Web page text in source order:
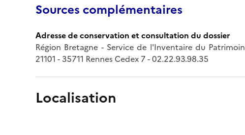
Sources complémentaires
Adresse de conservation et consultation du dossier
Région Bretagne - Service de l'Inventaire du
21101 - 35711 Rennes Cedex 7 - 02.22.93.98.35
Localisation